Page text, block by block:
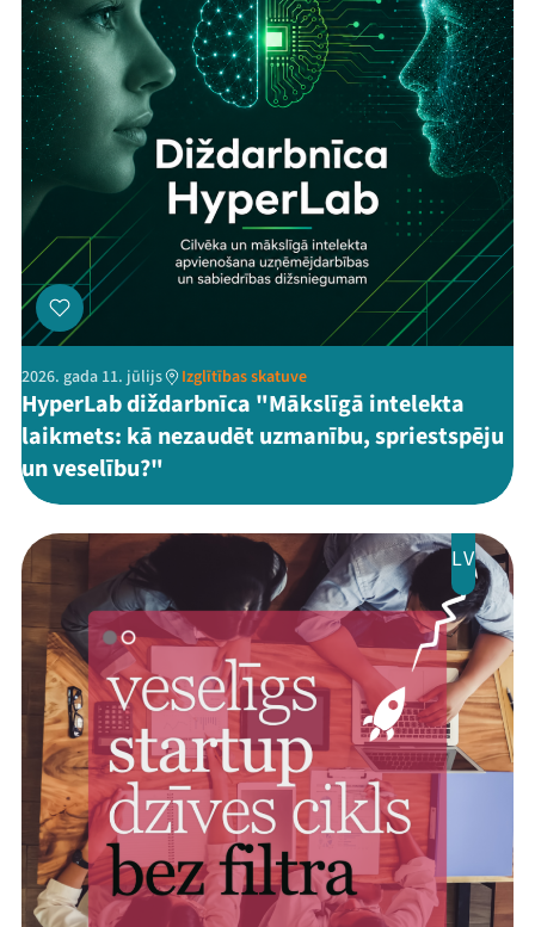
2026. gada 11. jūlijs Izglītības skatuve
HyperLab diždarbnīca "Mākslīgā intelekta
laikmets: kā nezaudēt uzmanību, spriestspēju
un veselību?"
LV